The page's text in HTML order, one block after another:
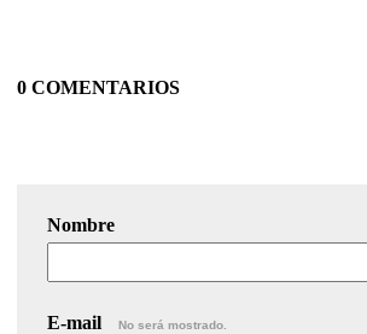
0 COMENTARIOS
Nombre
E-mail No será mostrado.